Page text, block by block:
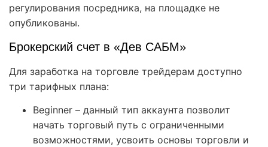
регулирования посредника, на площадке не
опубликованы.
Брокерский счет в «Дев САБМ»
Для заработка на торговле трейдерам доступно
три тарифных плана:
Beginner – данный тип аккаунта позволит
начать торговый путь с ограниченными
возможностями, усвоить основы торговли и